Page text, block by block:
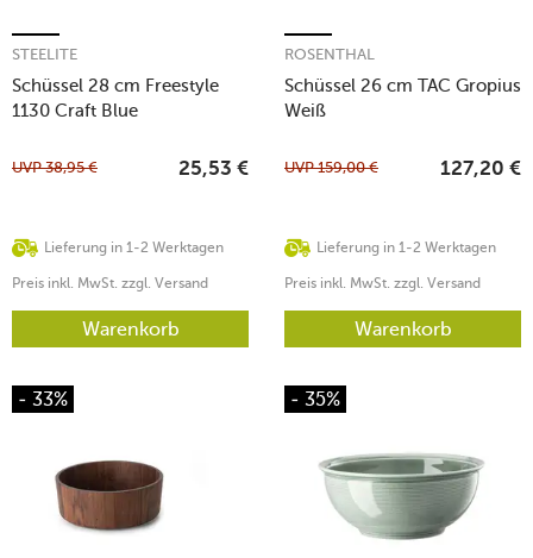
Schüssel 28 cm Freestyle
1130 Craft Blue
STEELITE
Lieferung in 1-2 Werktagen
UVP38,95 € 25,53 €
Preis inkl. MwSt. zzgl. Versand
Warenkorb
Schüssel 26 cm TAC Gropius
Weiß
ROSENTHAL
Lieferung in 1-2 Werktagen
UVP159,00 € 127,20 €
Preis inkl. MwSt. zzgl. Versand
Warenkorb
- 33% - 35%